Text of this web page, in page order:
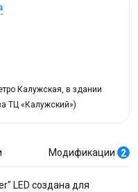
Калужская, в здании
ТЦ «Калужский»)
Модификации 2
LED создана для